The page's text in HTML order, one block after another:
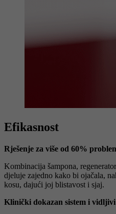
Efikasnost
Rješenje za više od 60%
Kombinacija šampona,
djeluje zajedno kako bi ojačala,
kosu, dajući joj blistavost i sjaj.
Klinički dokazan sistem i